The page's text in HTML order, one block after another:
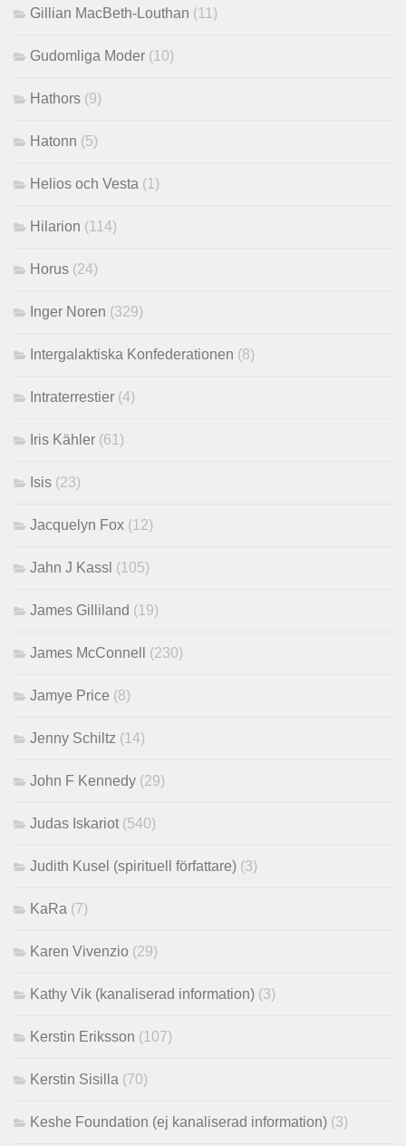
Gillian MacBeth-Louthan (11)
Gudomliga Moder (10)
Hathors (9)
Hatonn (5)
Helios och Vesta (1)
Hilarion (114)
Horus (24)
Inger Noren (329)
Intergalaktiska Konfederationen (8)
Intraterrestier (4)
Iris Kähler (61)
Isis (23)
Jacquelyn Fox (12)
Jahn J Kassl (105)
James Gilliland (19)
James McConnell (230)
Jamye Price (8)
Jenny Schiltz (14)
John F Kennedy (29)
Judas Iskariot (540)
Judith Kusel (spirituell författare) (3)
KaRa (7)
Karen Vivenzio (29)
Kathy Vik (kanaliserad information) (3)
Kerstin Eriksson (107)
Kerstin Sisilla (70)
Keshe Foundation (ej kanaliserad information) (3)